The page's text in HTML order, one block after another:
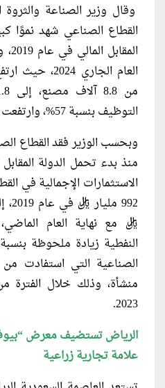
وقال وزير الصناعة والثروة
القطاع الصناعي شهد نموًا
العام الجاري
التوظيف بنسبة 57%، وارتفعت نسبة التوطين إلى 32%.
وبحسب الوزير فقد القطاع
منذ بدء تحمل الدولة
ريال مع نهاية العام
2023.
علامة تجارية زراعية